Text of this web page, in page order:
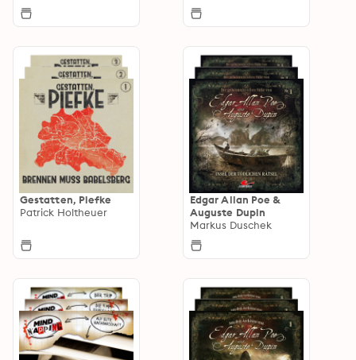
Gestatten, Piefke
Patrick Holtheuer
Edgar Allan Poe &
Auguste Dupin
Markus Duschek